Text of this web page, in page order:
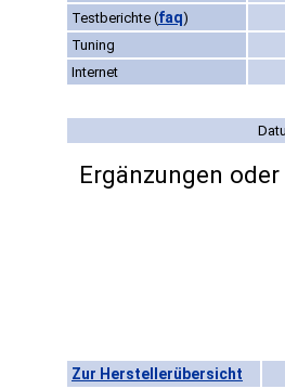
Testberichte (faq)
Tuning
Internet
Ergänzungen
Zur Herstellerübersicht